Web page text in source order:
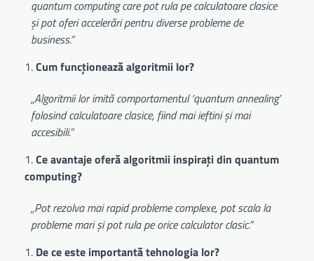
quantum computing care pot rula pe calculatoare clasice
și pot oferi accelerări pentru diverse probleme de
business.”
Cum funcționează algoritmii lor?
„Algoritmii lor imită comportamentul ‘quantum annealing’
folosind calculatoare clasice, fiind mai ieftini și mai
accesibili.”
Ce avantaje oferă algoritmii inspirați din quantum
computing?
„Pot rezolva mai rapid probleme complexe, pot scala la
probleme mari și pot rula pe orice calculator clasic.”
De ce este importantă tehnologia lor?